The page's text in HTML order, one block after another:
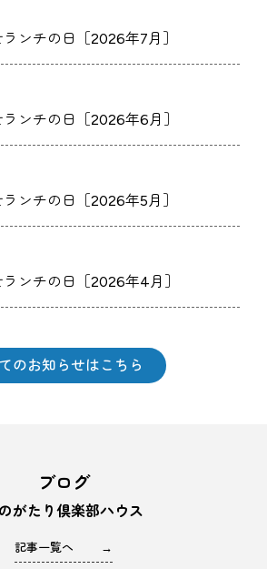
ンチの日［2026年7月］
ンチの日［2026年6月］
ンチの日［2026年5月］
ンチの日［2026年4月］
のお知らせはこちら
ブログ
がたり倶楽部ハウス
記事一覧へ →